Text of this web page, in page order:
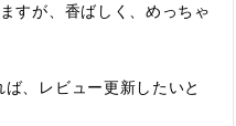
すが、香ばしく、めっちゃ
、レビュー更新したいと